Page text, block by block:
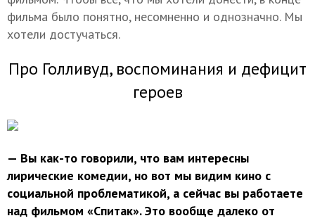
фильма было понятно, несомненно и однозначно. Мы
хотели достучаться.
Про Голливуд, воспоминания и дефицит
героев
— Вы как-то говорили, что вам интересны
лирические комедии, но вот мы видим кино с
социальной проблематикой, а сейчас вы работаете
над фильмом «Спитак». Это вообще далеко от